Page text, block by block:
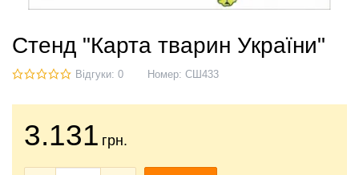
Стенд "Карта тварин України"
Відгуки: 0 Номер: СШ433
3.131 грн.